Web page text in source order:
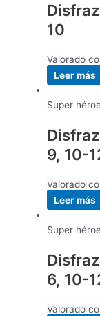
10
Valorado
Leer más
Super
9, 10-
Valorado
Leer más
Super
6, 10-
Valorado